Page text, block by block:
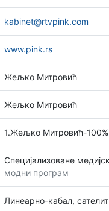
kabinet@rtvpink.com
www.pink.rs
Жељко Митровић
Жељко Митровић
1.Жељко Митровић-100%
Специјализоване
модни програм
Линеарно-кабал,